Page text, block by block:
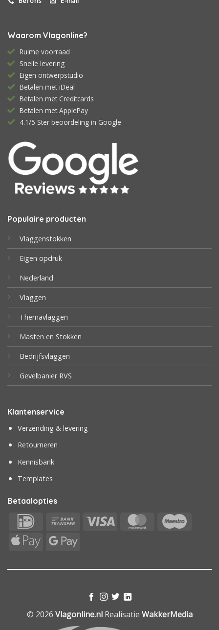
Waarom Vlagonline?
Ruime voorraad
Snelle levering
Eigen ontwerpstudio
Betalen met iDeal
Betalen met Creditcards
Betalen met ApplePay
4.1/5 Ster beoordeling in Google
Populaire producten
Vlaggenstokken
Eigen opdruk
Nederland
Vlaggen
Themavlaggen
Masten en Stokken
Bedrijfsvlaggen
Gevelbanier RVS
Klantenservice
Verzending & levering
Retourneren
Kennisbank
Templates
Betaalopties
IDeal
Bank
Visa MasterCard
Apple
Google
© 2026 Vlagonline.nlRealisatie WakkerMedia